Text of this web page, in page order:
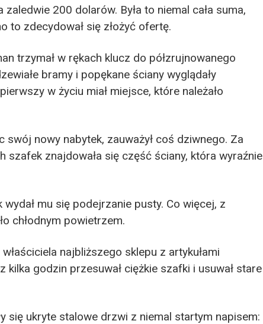
zaledwie 200 dolarów. Była to niemal cała suma,
to zdecydował się złożyć ofertę.
trzymał w rękach klucz do półzrujnowanego
bramy i popękane ściany wyglądały
w życiu miał miejsce, które należało
swój nowy nabytek, zauważył coś dziwnego. Za
szafek znajdowała się część ściany, która wyraźnie
wydał mu się podejrzanie pusty. Co więcej, z
chłodnym powietrzem.
najbliższego sklepu z artykułami
kilka godzin przesuwał ciężkie szafki i usuwał stare
się ukryte stalowe drzwi z niemal startym napisem: